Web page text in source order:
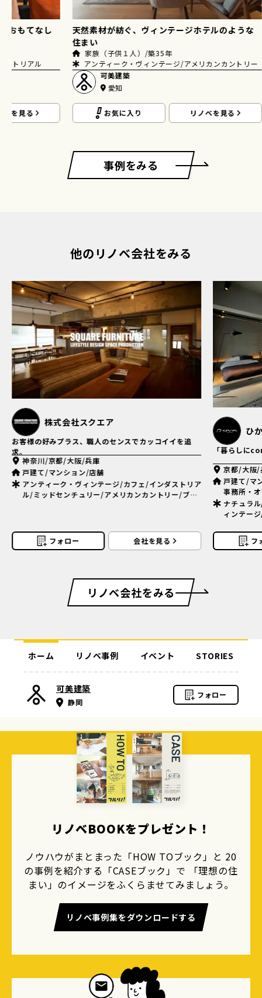
おもてなし
ストリアル
ベを見る
天然素材が紡ぐ、ヴィンテージホテルのような
住まい
家族（子供１人）/築35年
アンティーク・ヴィンテージ/アメリカンカントリー
可美建築
愛知
お気に入り リノベを見る
事例をみる
他のリノベ会社をみる
ひかり工務店 - KIRARI -
「暮らしにconceptを。」
京都/大阪/兵庫
戸建て/マンション/店舗/美容室・理容室・美容関連/
事務所・オフィス
ノトーン/ミニマム/その他
フォロー 会社を見る
住む人と作
埼玉/千葉/
マンショ
ナチュラ
ダストリ
フ
リノベ会社をみる
可美建築
静岡
フォロー
ホーム リノベ事例 イベント STORIES
リノベBOOKをプレゼント！
ノウハウがまとまった「HOW TOブック」と 20
の事例を紹介する「CASEブック」で 「理想の住
まい」のイメージをふくらませてみましょう。
リノベ事例集をダウンロードする